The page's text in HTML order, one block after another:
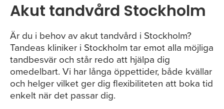
Akut tandvård Stockholm
Är du i behov av akut tandvård i Stockholm?
Tandeas kliniker i Stockholm tar emot alla möjliga
tandbesvär och står redo att hjälpa dig
omedelbart. Vi har långa öppettider, både kvällar
och helger vilket ger dig flexibiliteten att boka tid
enkelt när det passar dig.